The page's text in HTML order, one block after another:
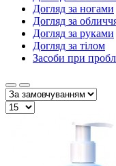
Догляд за ногами
Догляд за
Догляд за руками
Догляд за тілом
Засоби при